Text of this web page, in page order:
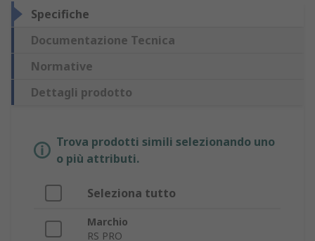
Specifiche
Documentazione Tecnica
Normative
Dettagli prodotto
Trova prodotti simili selezionando uno
o più attributi.
Seleziona tutto
Marchio
RS PRO